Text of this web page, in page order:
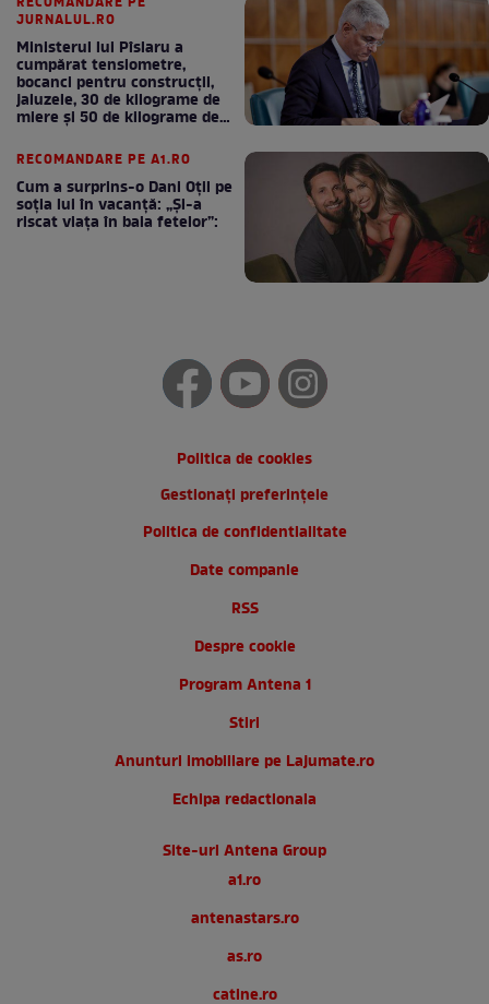
JURNALUL.RO
Ministerul lui Pîslaru a
cumpărat tensiometre,
bocanci pentru construcții,
jaluzele, 30 de kilograme de
miere și 50 de kilograme de
RECOMANDARE PE A1.RO
Cum a surprins-o Dani Oțil pe
soția lui în vacanță: „Și-a
riscat viața în baia fetelor”:
Politica de cookies
Gestionați preferințele
Politica de confidentialitate
Date companie
RSS
Despre cookie
Program Antena 1
Stiri
Anunturi imobiliare pe Lajumate.ro
Echipa redactionala
Site-uri Antena Group
a1.ro
antenastars.ro
as.ro
catine.ro